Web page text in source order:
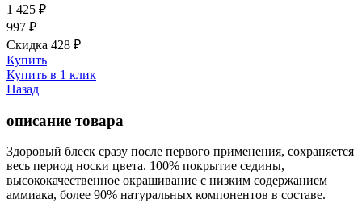
1 425 ₽
997 ₽
Скидка 428 ₽
Купить
Купить в 1 клик
Назад
описание товара
Здоровый блеск сразу после первого применения, сохраняется
весь период носки цвета. 100% покрытие седины,
высококачественное окрашивание с низким содержанием
аммиака, более 90% натуральных компонентов в составе.